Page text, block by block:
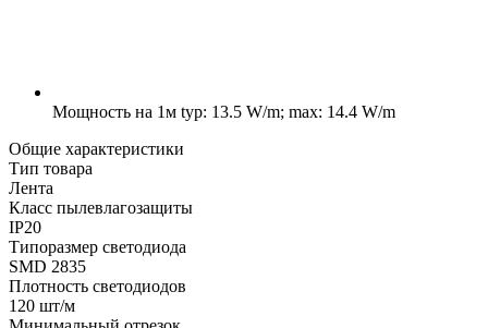
Мощность на 1м typ: 13.5 W/m; max: 14.4 W/m
Общие характеристики
Тип товара
Лента
Класс пылевлагозащиты
IP20
Типоразмер светодиода
SMD 2835
Плотность светодиодов
120 шт/м